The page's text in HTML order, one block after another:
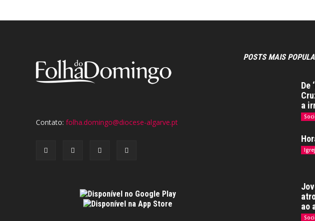
Contato: folha.domingo@diocese-algarve.pt
POSTS MAIS
De
a
ao